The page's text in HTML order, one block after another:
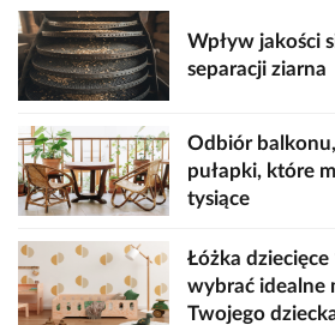
Wpływ jakości
separacji ziarna
Odbiór
pułapki, które
tysiące
Łóżka
wybrać idealne
Twojego